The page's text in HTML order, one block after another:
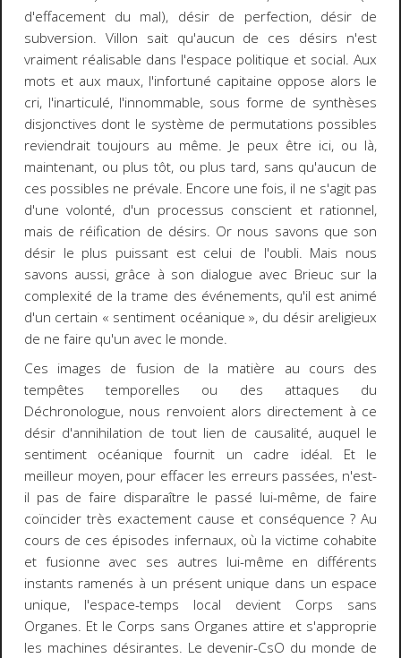
d'effacement du mal), désir de perfection, désir de
subversion. Villon sait qu'aucun de ces désirs n'est
vraiment réalisable dans l'espace politique et social. Aux
mots et aux maux, l'infortuné capitaine oppose alors le
cri, l'inarticulé, l'innommable, sous forme de synthèses
disjonctives dont le système de permutations possibles
reviendrait toujours au même. Je peux être ici, ou là,
maintenant, ou plus tôt, ou plus tard, sans qu'aucun de
ces possibles ne prévale. Encore une fois, il ne s'agit pas
d'une volonté, d'un processus conscient et rationnel,
mais de réification de désirs. Or nous savons que son
désir le plus puissant est celui de l'oubli. Mais nous
savons aussi, grâce à son dialogue avec Brieuc sur la
complexité de la trame des événements, qu'il est animé
d'un certain « sentiment océanique », du désir areligieux
de ne faire qu'un avec le monde.
Ces images de fusion de la matière au cours des
tempêtes temporelles ou des attaques du
Déchronologue, nous renvoient alors directement à ce
désir d'annihilation de tout lien de causalité, auquel le
sentiment océanique fournit un cadre idéal. Et le
meilleur moyen, pour effacer les erreurs passées, n'est-
il pas de faire disparaître le passé lui-même, de faire
coïncider très exactement cause et conséquence ? Au
cours de ces épisodes infernaux, où la victime cohabite
et fusionne avec ses autres lui-même en différents
instants ramenés à un présent unique dans un espace
unique, l'espace-temps local devient Corps sans
Organes. Et le Corps sans Organes attire et s'approprie
les machines désirantes. Le devenir-CsO du monde de